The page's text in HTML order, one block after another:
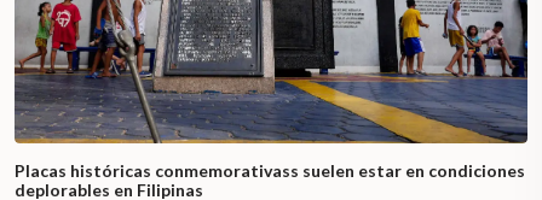
Placas históricas conmemorativass suelen estar en condiciones
deplorables en Filipinas